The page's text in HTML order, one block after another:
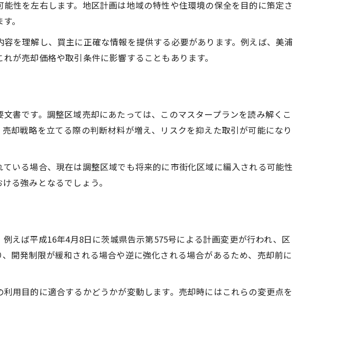
性を左右します。地区計画は地域の特性や住環境の保全を目的に策定さ
。
を理解し、買主に正確な情報を提供する必要があります。例えば、美浦
が売却価格や取引条件に影響することもあります。
書です。調整区域売却にあたっては、このマスタープランを読み解くこ
却戦略を立てる際の判断材料が増え、リスクを抑えた取引が可能になり
いる場合、現在は調整区域でも将来的に市街化区域に編入される可能性
る強みとなるでしょう。
えば平成16年4月8日に茨城県告示第575号による計画変更が行われ、区
開発制限が緩和される場合や逆に強化される場合があるため、売却前に
用目的に適合するかどうかが変動します。売却時にはこれらの変更点を